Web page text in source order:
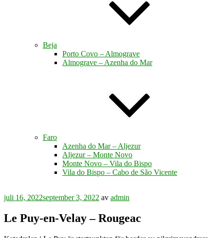
Beja
Porto Covo – Almograve
Almograve – Azenha do Mar
Faro
Azenha do Mar – Aljezur
Aljezur – Monte Novo
Monte Novo – Vila do Bispo
Vila do Bispo – Cabo de São Vicente
Publicerat
juli 16, 2022september 3, 2022 av admin
Le Puy-en-Velay – Rougeac